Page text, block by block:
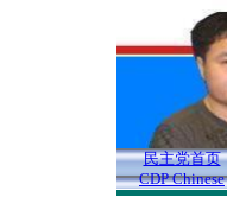
民主党首页
CDP Chinese